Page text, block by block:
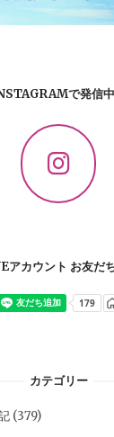
で発信中
アカウント お友だ
カテゴリー
(379)